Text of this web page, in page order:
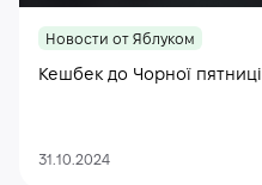
Новости от Яблуком
Кешбек до Чорної пятниці
31.10.2024